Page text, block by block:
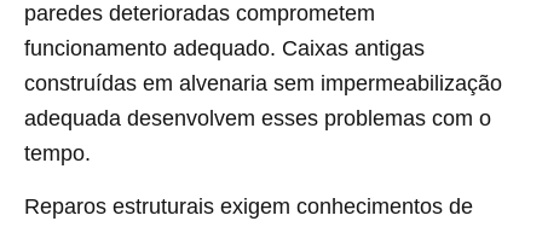
paredes deterioradas comprometem
funcionamento adequado. Caixas antigas
construídas em alvenaria sem impermeabilização
adequada desenvolvem esses problemas com o
tempo.
Reparos estruturais exigem conhecimentos de